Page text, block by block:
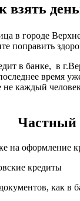
взять
в городе
поправить
в банке, в
время
каждый
Частный
на оформление
кредиты
как в